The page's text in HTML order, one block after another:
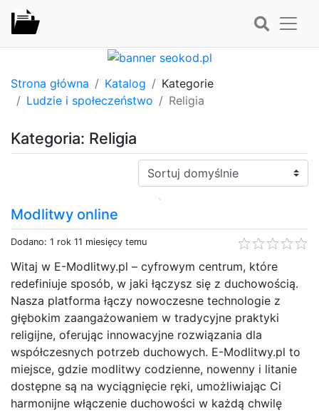
Strona główna Katalog
Kategorie
Ludzie i społeczeństwo
Religia
Kategoria: Religia
Sortuj:
Modlitwy online
Dodano: 1 rok 11 miesięcy temu
Witaj w E-Modlitwy.pl – cyfrowym centrum, które
redefiniuje sposób, w jaki łączysz się z duchowością.
Nasza platforma łączy nowoczesne technologie z
głębokim zaangażowaniem w tradycyjne praktyki
religijne, oferując innowacyjne rozwiązania dla
współczesnych potrzeb duchowych. E-Modlitwy.pl to
miejsce, gdzie modlitwy codzienne, nowenny i litanie
dostępne są na wyciągnięcie ręki, umożliwiając Ci
harmonijne włączenie duchowości w każdą chwilę